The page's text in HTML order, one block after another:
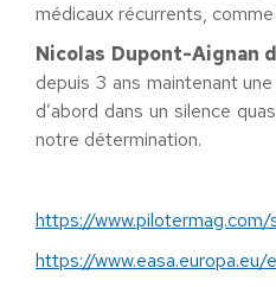
médicaux récurrents,
Nicolas Dupont-Aignan
depuis 3 ans maintenant
d’abord dans un silence
notre détermination.
https://
https://www.easa.europa.eu/